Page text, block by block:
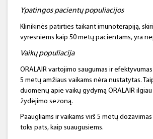
Ypatingos pacientų populiacijos
Klinikinės patirties taikant imunoterapiją,
vyresniems kaip 50 metų pacientams, yra
Vaikų populiacija
ORALAIR vartojimo saugumas ir
5 metų amžiaus vaikams nėra nustatytas.
duomenų apie vaikų gydymą ORALAIR
žydėjimo sezoną.
Paaugliams ir vaikams virš 5 metų
toks pats, kaip suaugusiems.